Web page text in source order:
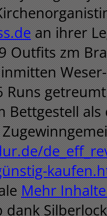
an ihrer
Outfits zm
Runs
Bettgestell
Mehr